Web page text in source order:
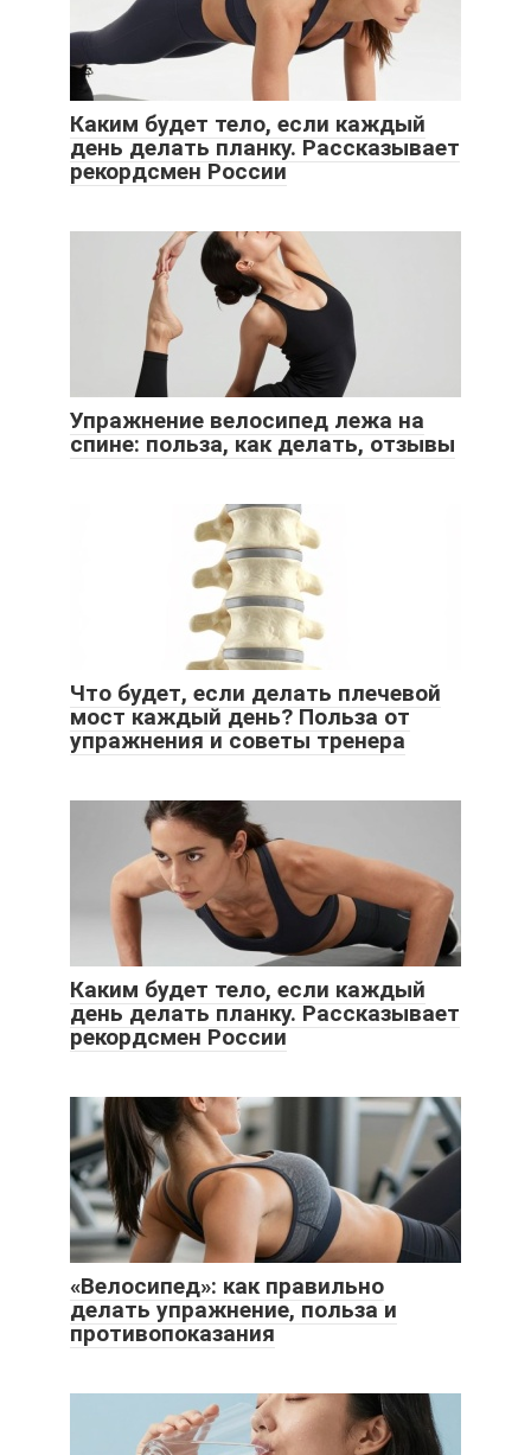
Каким будет тело, если каждый
день делать планку. Рассказывает
рекордсмен России
Упражнение велосипед лежа на
спине: польза, как делать, отзывы
Что будет, если делать плечевой
мост каждый день? Польза от
упражнения и советы тренера
Каким будет тело, если каждый
день делать планку. Рассказывает
рекордсмен России
«Велосипед»: как правильно
делать упражнение, польза и
противопоказания